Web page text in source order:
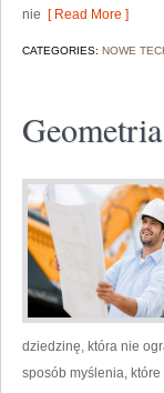
nie [ Read More ]
CATEGORIES: NOWE
dziedzinę, która nie
sposób myślenia,